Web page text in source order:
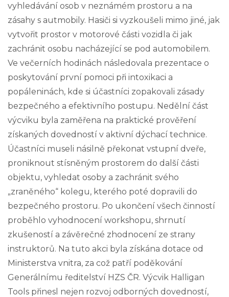
vyhledávání osob v neznámém prostoru a na
zásahy s autmobily. Hasiči si vyzkoušeli mimo jiné, jak
vytvořit prostor v motorové části vozidla či jak
zachránit osobu nacházející se pod automobilem.
Ve večerních hodinách následovala prezentace o
poskytování první pomoci při intoxikaci a
popáleninách, kde si účastníci zopakovali zásady
bezpečného a efektivního postupu. Nedělní část
výcviku byla zaměřena na praktické prověření
získaných dovedností v aktivní dýchací technice.
Účastníci museli násilně překonat vstupní dveře,
proniknout stísněným prostorem do další části
objektu, vyhledat osoby a zachránit svého
„zraněného“ kolegu, kterého poté dopravili do
bezpečného prostoru. Po ukončení všech činností
proběhlo vyhodnocení workshopu, shrnutí
zkušeností a závěrečné zhodnocení ze strany
instruktorů. Na tuto akci byla získána dotace od
Ministerstva vnitra, za což patří poděkování
Generálnímu ředitelství HZS ČR. Výcvik Halligan
Tools přinesl nejen rozvoj odborných dovedností,